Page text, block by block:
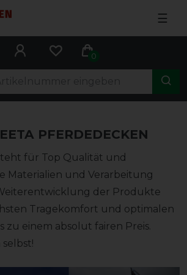
☰
0
PFERDEDECKEN
für Top Qualität und
Materialien und Verarbeitung
der Produkte
Tragekomfort und optimalen
zu einem absolut fairen Preis.